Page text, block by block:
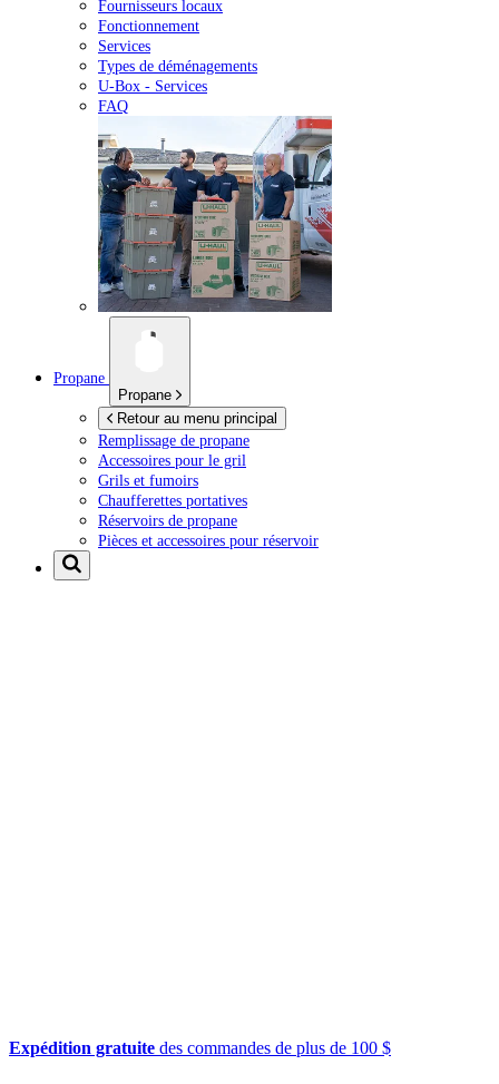
Fournisseurs locaux
Fonctionnement
Services
Types de déménagements
U-Box - Services
FAQ
Propane
Propane
Retour au menu principal
Remplissage de propane
Accessoires pour le gril
Grils et fumoirs
Chaufferettes portatives
Réservoirs de propane
Pièces et accessoires pour réservoir
Expédition gratuite des commandes de plus de 100 $